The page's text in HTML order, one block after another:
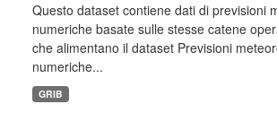
Questo dataset contiene dati di previsioni
numeriche basate sulle stesse catene
che alimentano il dataset Previsioni
numeriche...
GRIB